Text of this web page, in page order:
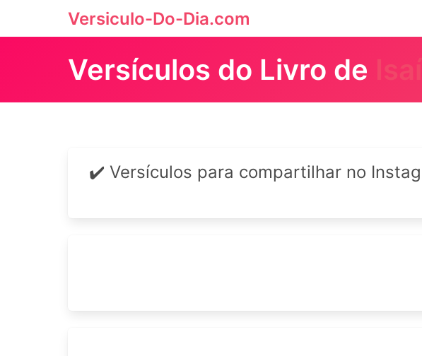
Versiculo-Do-Dia.com
Versículos do Livro de
✔️ Versículos para compartilhar no